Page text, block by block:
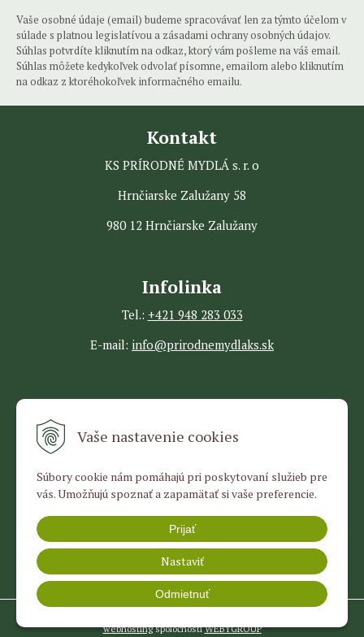
Vaše nastavenie cookies
Súbory cookie nám pomáhajú pri poskytovaní služieb pre
vás. Umožňujú spoznať a zapamätať si vaše preferencie.
Prijať
Nastaviť
Odmietnuť
Vaše osobné údaje (email) budeme spracovávať len za týmto účelom v
súlade s platnou legislatívou a zásadami ochrany osobných údajov.
Súhlas potvrdíte kliknutím na odkaz, ktorý vám pošleme na váš email.
Súhlas môžete kedykoľvek odvolať písomne, emailom alebo kliknutím
na odkaz z ktoréhokoľvek informačného emailu.
Kontakt
KS PRÍRODNÉ MYDLÁ s. r. o
Hrnčiarske Zalužany 58
980 12 Hrnčiarske Zalužany
Infolinka
Tel.: +421 948 283 033
E-mail: info@prirodnemydlaks.sk
Všetko o nákupe
Ochrana osobných údajov
Doprava a platba
webhostingspoločnostiWEBYGROUP